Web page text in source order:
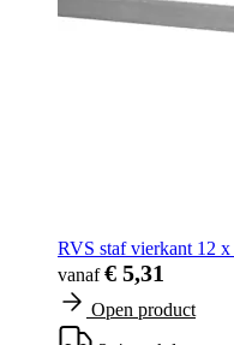
RVS staf vierkant 12
vanaf€ 5,31
Open product